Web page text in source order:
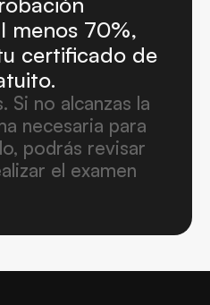
menos 70%,
certificado de
Si no alcanzas la
necesaria para
podrás revisar
el examen